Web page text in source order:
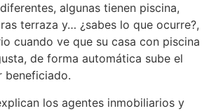
algunas tienen piscina,
terraza y… ¿sabes lo que ocurre?,
cuando ve que su casa con piscina
de forma automática sube el
beneficiado.
los agentes inmobiliarios y